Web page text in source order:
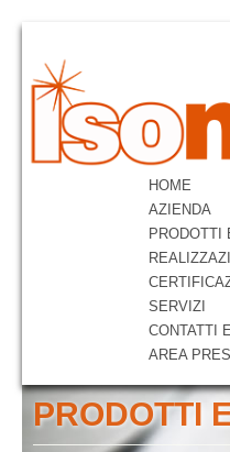
HOME
AZIENDA
PRODOTTI
SERVIZI
CONTATTI
AREA
PRODOTTI